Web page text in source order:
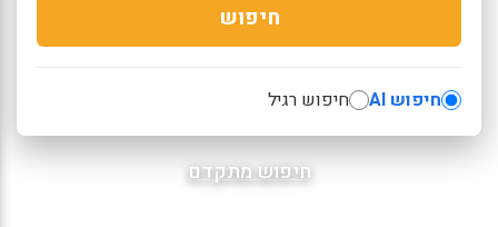
חיפוש
חיפוש AI חיפוש רגיל
חיפוש מתקדם